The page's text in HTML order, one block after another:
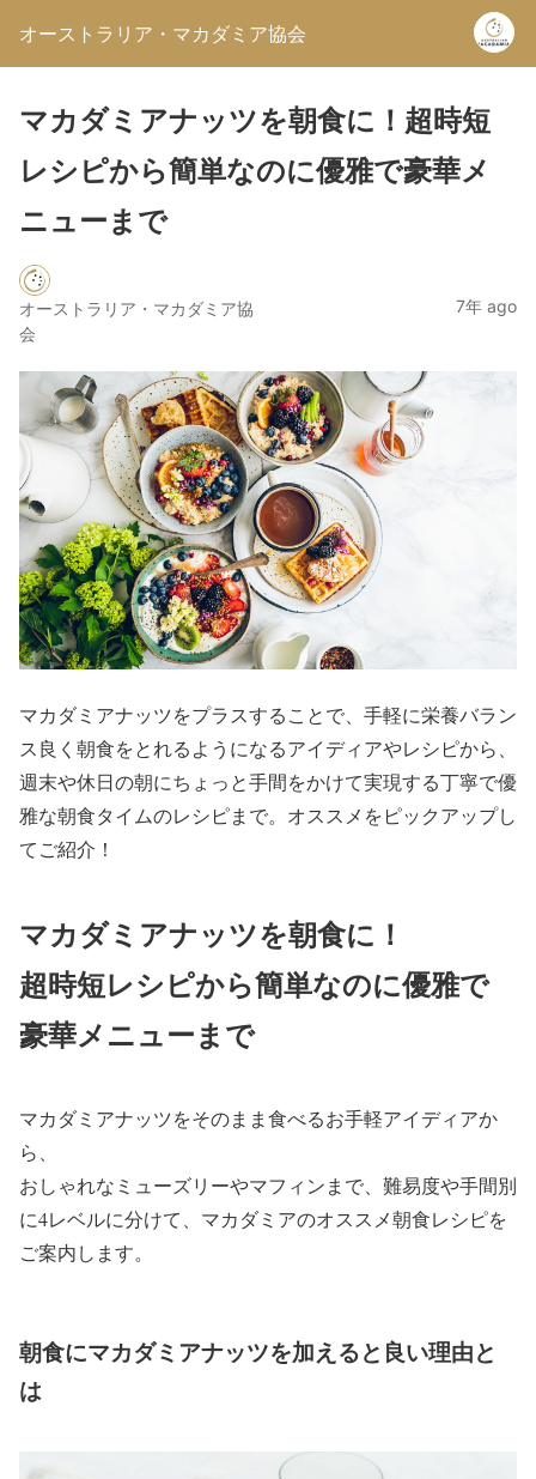
オーストラリア・マカダミア協会
マカダミアナッツを朝食に！超時短
レシピから簡単なのに優雅で豪華メ
ニューまで
オーストラリア・マカダミア協
会
7年 ago
マカダミアナッツをプラスすることで、手軽に栄養バラン
ス良く朝食をとれるようになるアイディアやレシピから、
週末や休日の朝にちょっと手間をかけて実現する丁寧で優
雅な朝食タイムのレシピまで。オススメをピックアップし
てご紹介！
マカダミアナッツを朝食に！
超時短レシピから簡単なのに優雅で
豪華メニューまで
マカダミアナッツをそのまま食べるお手軽アイディアか
ら、
おしゃれなミューズリーやマフィンまで、難易度や手間別
に4レベルに分けて、マカダミアのオススメ朝食レシピを
ご案内します。
朝食にマカダミアナッツを加えると良い理由と
は